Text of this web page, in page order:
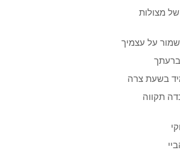
מצולות
על עצמיך
ברעתך
בשעת צרה
תקווה